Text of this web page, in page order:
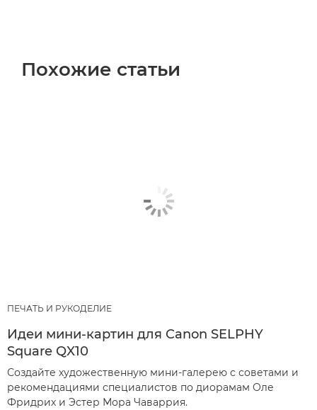
Похожие статьи
ПЕЧАТЬ И РУКОДЕЛИЕ
Идеи мини-картин для Canon SELPHY
Square QX10
Создайте художественную мини-галерею с советами и
рекомендациями специалистов по диорамам Оле
Фридрих и Эстер Мора Чаваррия.